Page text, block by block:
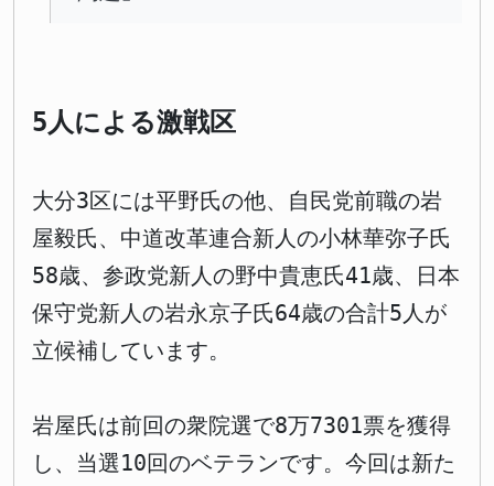
5人による激戦区
大分3区には平野氏の他、自民党前職の岩
屋毅氏、中道改革連合新人の小林華弥子氏
58歳、参政党新人の野中貴恵氏41歳、日本
保守党新人の岩永京子氏64歳の合計5人が
立候補しています。
岩屋氏は前回の衆院選で8万7301票を獲得
し、当選10回のベテランです。今回は新た